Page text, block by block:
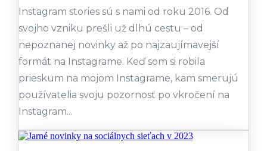
Instagram stories sú s nami od roku 2016. Od
svojho vzniku prešli už dlhú cestu – od
nepoznanej novinky až po najzaujímavejší
formát na Instagrame. Keď som si robila
prieskum na mojom Instagrame, kam smerujú
používatelia svoju pozornosť po vkročení na
Instagram...